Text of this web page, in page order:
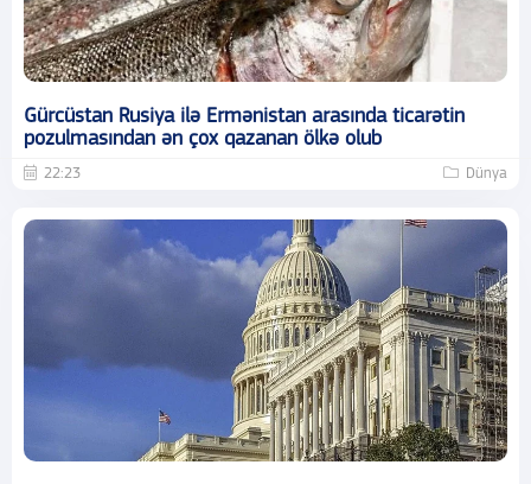
Gürcüstan Rusiya ilə Ermənistan arasında ticarətin
pozulmasından ən çox qazanan ölkə olub
22:23 Dünya